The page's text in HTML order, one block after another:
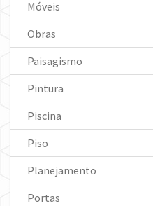
Móveis
Obras
Paisagismo
Pintura
Piscina
Piso
Planejamento
Portas